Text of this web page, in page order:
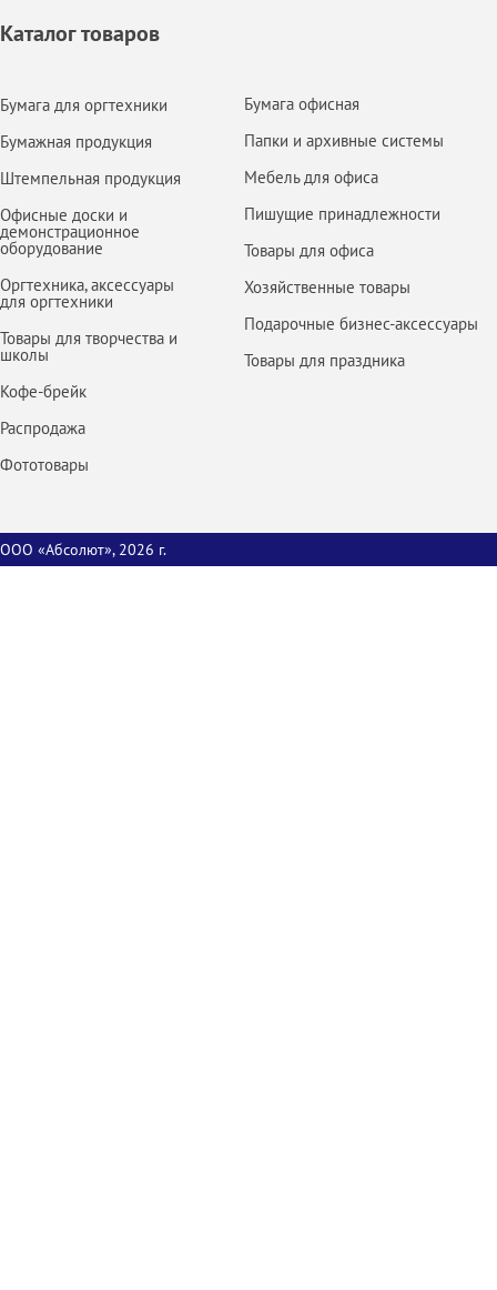
Каталог товаров
Бумага для оргтехники
Бумажная продукция
Штемпельная продукция
Офисные доски и
демонстрационное
оборудование
Оргтехника, аксессуары
для оргтехники
Товары для творчества и
школы
Кофе-брейк
Распродажа
Фототовары
Бумага офисная
Папки и архивные системы
Мебель для офиса
Пишущие принадлежности
Товары для офиса
Хозяйственные товары
Подарочные бизнес-аксессуары
Товары для праздника
ООО «Абсолют», 2026 г.